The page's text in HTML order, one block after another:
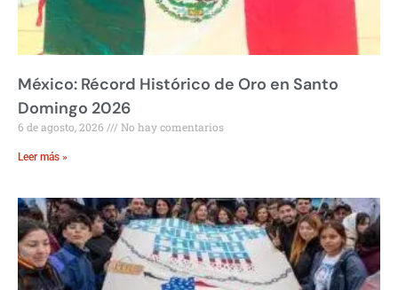
México: Récord Histórico de Oro en Santo
Domingo 2026
6 de agosto, 2026 No hay comentarios
Leer más »